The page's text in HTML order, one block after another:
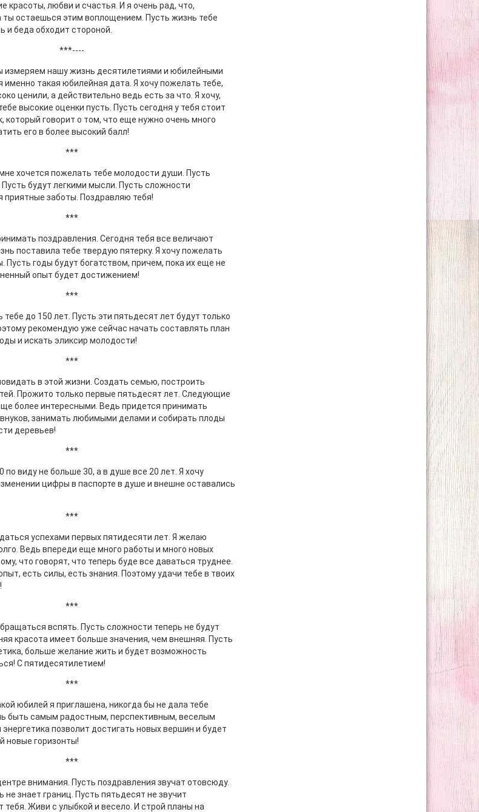
любви и счастья. И я очень рад, что,
ты остаешься этим воплощением. Пусть жизнь тебе
и беда обходит стороной.
***----
измеряем нашу жизнь десятилетиями и юбилейными
именно такая юбилейная дата. Я хочу пожелать тебе,
ценили, а действительно ведь есть за что. Я хочу,
высокие оценки пусть. Пусть сегодня у тебя стоит
который говорит о том, что еще нужно очень много
его в более высокий балл!
***
хочется пожелать тебе молодости души. Пусть
Пусть будут легкими мысли. Пусть сложности
приятные заботы. Поздравляю тебя!
***
поздравления. Сегодня тебя все величают
поставила тебе твердую пятерку. Я хочу пожелать
Пусть годы будут богатством, причем, пока их еще не
опыт будет достижением!
***
до 150 лет. Пусть эти пятьдесят лет будут только
рекомендую уже сейчас начать составлять план
и искать эликсир молодости!
***
в этой жизни. Создать семью, построить
Прожито только первые пятьдесят лет. Следующие
более интересными. Ведь придется принимать
занимать любимыми делами и собирать плоды
деревьев!
***
по виду не больше 30, а в душе все 20 лет. Я хочу
цифры в паспорте в душе и внешне оставались
***
успехами первых пятидесяти лет. Я желаю
Ведь впереди еще много работы и много новых
что говорят, что теперь буде все даваться труднее.
есть силы, есть знания. Поэтому удачи тебе в твоих
***
вспять. Пусть сложности теперь не будут
красота имеет больше значения, чем внешняя. Пусть
больше желание жить и будет возможность
С пятидесятилетием!
***
юбилей я приглашена, никогда бы не дала тебе
быть самым радостным, перспективным, веселым
позволит достигать новых вершин и будет
новые горизонты!
***
внимания. Пусть поздравления звучат отовсюду.
не знает границ. Пусть пятьдесят не звучит
тебя. Живи с улыбкой и весело. И строй планы на